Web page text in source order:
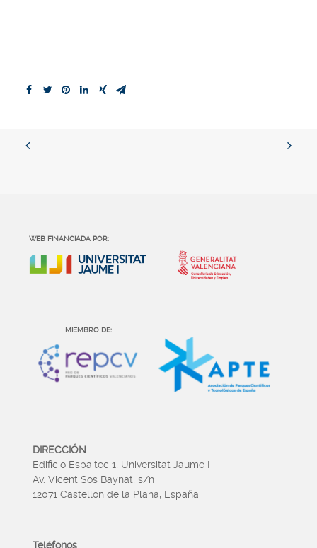
WEB FINANCIADA POR:
MIEMBRO DE:
DIRECCIÓN
Edificio Espaitec 1, Universitat Jaume I
Av. Vicent Sos Baynat, s/n
12071 Castellón de la Plana, España
Teléfonos